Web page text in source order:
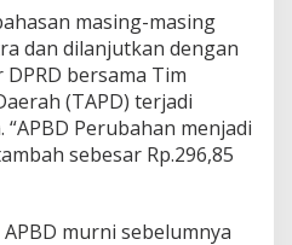
masing-masing
dan dilanjutkan dengan
bersama Tim
(TAPD) terjadi
Perubahan menjadi
sebesar Rp.296,85
murni sebelumnya